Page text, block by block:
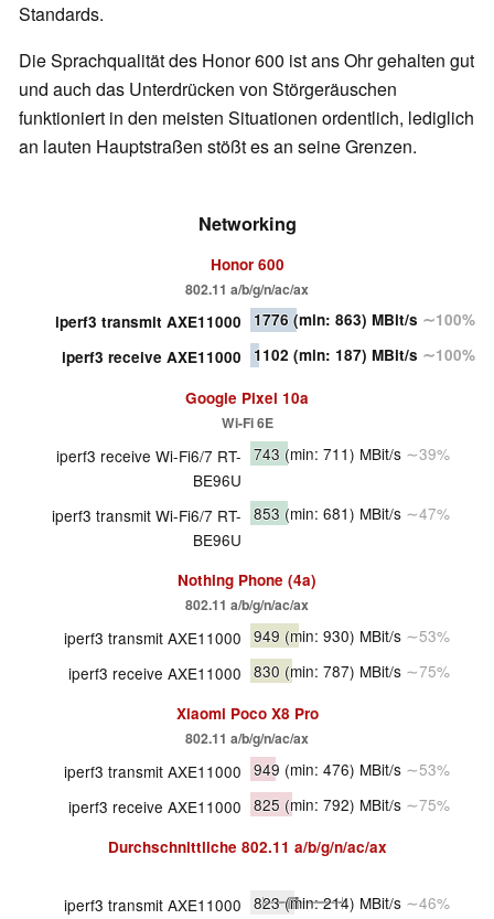
Standards.
Die Sprachqualität des Honor 600 ist ans Ohr gehalten gut
und auch das Unterdrücken von Störgeräuschen
funktioniert in den meisten Situationen ordentlich, lediglich
an lauten Hauptstraßen stößt es an seine Grenzen.
Networking
Honor 600
802.11 a/b/g/n/ac/ax
iperf3 transmit AXE11000 1776 (min: 863) MBit/s ∼100%
iperf3 receive AXE11000
1102 (min: 187) MBit/s ∼100%
Google Pixel 10a
Wi-Fi 6E
iperf3 receive Wi-Fi6/7 RT-
BE96U
743 (min: 711) MBit/s ∼39%
iperf3 transmit Wi-Fi6/7 RT-
BE96U
853 (min: 681) MBit/s ∼47%
Nothing Phone (4a)
802.11 a/b/g/n/ac/ax
iperf3 transmit AXE11000 949 (min: 930) MBit/s ∼53%
iperf3 receive AXE11000 830 (min: 787) MBit/s ∼75%
Xiaomi Poco X8 Pro
802.11 a/b/g/n/ac/ax
iperf3 transmit AXE11000 949 (min: 476) MBit/s ∼53%
iperf3 receive AXE11000 825 (min: 792) MBit/s ∼75%
Durchschnittliche 802.11 a/b/g/n/ac/ax
iperf3 transmit AXE11000 823(min: 214) MBit/s ∼46%